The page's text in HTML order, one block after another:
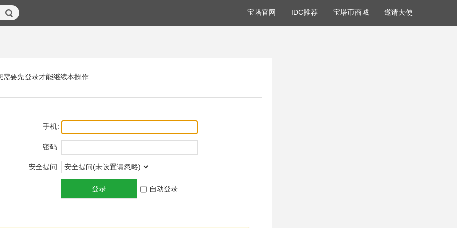
宝塔官网 IDC推荐 宝塔币商城 邀请大使
需要先登录才能继续本操作
手机:
密码:
安全提问:
登录 自动登录